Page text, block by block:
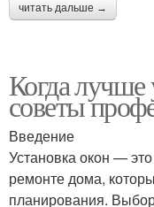
читать дальше →
Когда лучше
советы
Введение
Установка окон —
ремонте дома,
планирования.